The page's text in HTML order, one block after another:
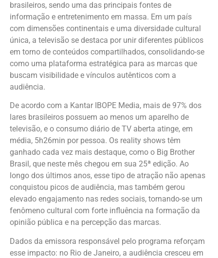
brasileiros, sendo uma das principais fontes de
informação e entretenimento em massa. Em um país
com dimensões continentais e uma diversidade cultural
única, a televisão se destaca por unir diferentes públicos
em torno de conteúdos compartilhados, consolidando-se
como uma plataforma estratégica para as marcas que
buscam visibilidade e vínculos autênticos com a
audiência.
De acordo com a Kantar IBOPE Media, mais de 97% dos
lares brasileiros possuem ao menos um aparelho de
televisão, e o consumo diário de TV aberta atinge, em
média, 5h26min por pessoa. Os reality shows têm
ganhado cada vez mais destaque, como o Big Brother
Brasil, que neste mês chegou em sua 25ª edição. Ao
longo dos últimos anos, esse tipo de atração não apenas
conquistou picos de audiência, mas também gerou
elevado engajamento nas redes sociais, tornando-se um
fenômeno cultural com forte influência na formação da
opinião pública e na percepção das marcas.
Dados da emissora responsável pelo programa reforçam
esse impacto: no Rio de Janeiro, a audiência cresceu em